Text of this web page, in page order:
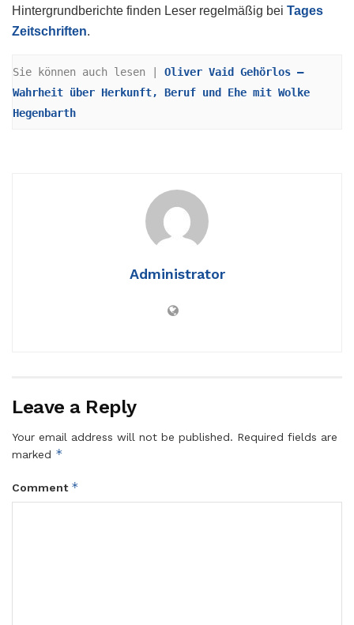
Hintergrundberichte finden Leser regelmäßig bei Tages
Zeitschriften.
Sie können auch lesen | Oliver Vaid Gehörlos –
Wahrheit über Herkunft, Beruf und Ehe mit Wolke
Hegenbarth
Administrator
Leave a Reply
Your email address will not be published. Required fields are
marked *
Comment *